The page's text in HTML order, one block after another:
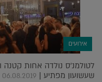
אירועים
לטולמנ'ס נולדה אחות קטנה
שעשועון מפתיע | 06.08.2019